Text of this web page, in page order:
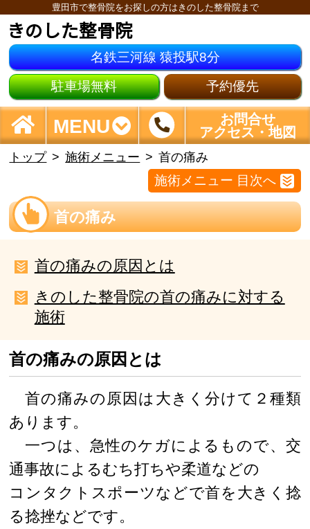
豊田市で整骨院をお探しの方はきのした整骨院まで
きのした整骨院
名鉄三河線 猿投駅8分
駐車場無料 予約優先
MENU
お問合せ
アクセス・地図
トップ 施術メニュー 首の痛み
施術メニュー 目次へ
首の痛み
首の痛みの原因とは
きのした整骨院の首の痛みに対する
施術
首の痛みの原因とは
首の痛みの原因は大きく分けて２種類
あります。
一つは、急性のケガによるもので、交
通事故によるむち打ちや柔道などの
コンタクトスポーツなどで首を大きく捻
る捻挫などです。